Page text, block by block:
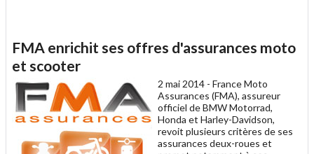
FMA enrichit ses offres d'assurances moto
et scooter
2 mai 2014 - France Moto
Assurances (FMA), assureur
officiel de BMW Motorrad,
Honda et Harley-Davidson,
revoit plusieurs critères de ses
assurances deux-roues et